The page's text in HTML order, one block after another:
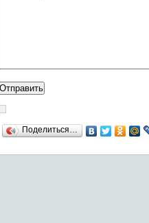
Поделиться…